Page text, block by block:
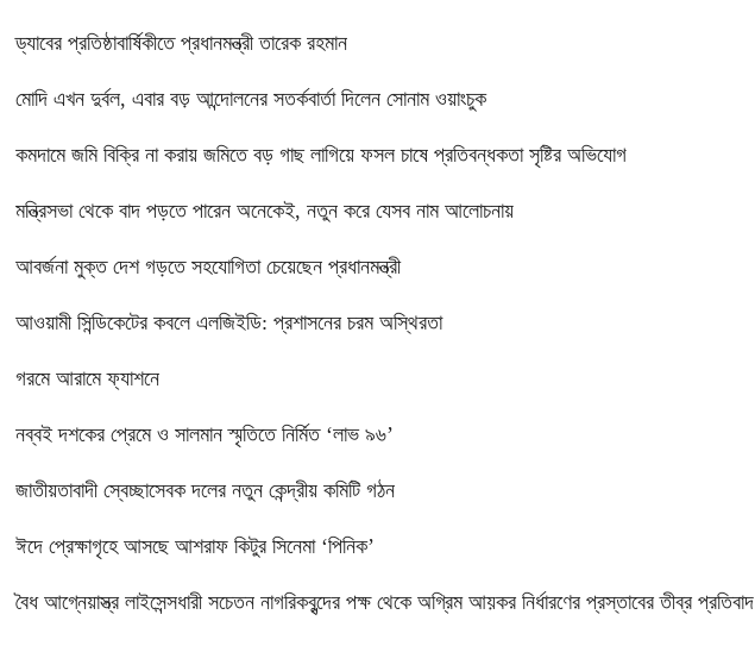
ড্যাবের প্রতিষ্ঠাবার্ষিকীতে প্রধানমন্ত্রী তারেক রহমান
মোদি এখন দুর্বল, এবার বড় আন্দোলনের সতর্কবার্তা দিলেন সোনাম ওয়াংচুক
কমদামে জমি বিক্রি না করায় জমিতে বড় গাছ লাগিয়ে ফসল চাষে প্রতিবন্ধকতা সৃষ্টির অভিযোগ
মন্ত্রিসভা থেকে বাদ পড়তে পারেন অনেকেই, নতুন করে যেসব নাম আলোচনায়
আবর্জনা মুক্ত দেশ গড়তে সহযোগিতা চেয়েছেন প্রধানমন্ত্রী
‎আওয়ামী সিন্ডিকেটের কবলে এলজিইডি: প্রশাসনের চরম অস্থিরতা
গরমে আরামে ফ্যাশনে
নব্বই দশকের প্রেমে ও সালমান স্মৃতিতে নির্মিত ‘লাভ ৯৬’
জাতীয়তাবাদী স্বেচ্ছাসেবক দলের নতুন কেন্দ্রীয় কমিটি গঠন
ঈদে প্রেক্ষাগৃহে আসছে আশরাফ কিটুর সিনেমা ‘পিনিক’
বৈধ আগ্নেয়াস্ত্র লাইসেন্সধারী সচেতন নাগরিকবৃন্দের পক্ষ থেকে অগ্রিম আয়কর নির্ধারণের প্রস্তাবের তীব্র প্রতিবাদ